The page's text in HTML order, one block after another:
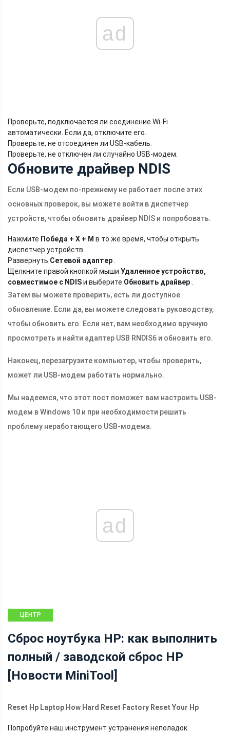
ad
Проверьте, подключается ли соединение Wi-Fi
автоматически. Если да, отключите его.
Проверьте, не отсоединен ли USB-кабель.
Проверьте, не отключен ли случайно USB-модем.
Обновите драйвер NDIS
Если USB-модем по-прежнему не работает после этих
основных проверок, вы можете войти в диспетчер
устройств, чтобы обновить драйвер NDIS и попробовать.
Нажмите Победа + X + M в то же время, чтобы открыть
диспетчер устройств.
Развернуть Сетевой адаптер
Щелкните правой кнопкой мыши Удаленное устройство,
совместимое с NDISи выберите Обновить драйвер
Затем вы можете проверить, есть ли доступное
обновление. Если да, вы можете следовать руководству,
чтобы обновить его. Если нет, вам необходимо вручную
просмотреть и найти адаптер USB RNDIS6 и обновить его.
Наконец, перезагрузите компьютер, чтобы проверить,
может ли USB-модем работать нормально.
Мы надеемся, что этот пост поможет вам настроить USB-
модем в Windows 10 и при необходимости решить
проблему неработающего USB-модема.
ad
ЦЕНТР
MINITOOL
Сброс ноутбука HP: как выполнить
полный / заводской сброс HP
[Новости MiniTool]
Reset Hp Laptop How Hard Reset Factory Reset Your Hp
Попробуйте наш инструмент устранения неполадок